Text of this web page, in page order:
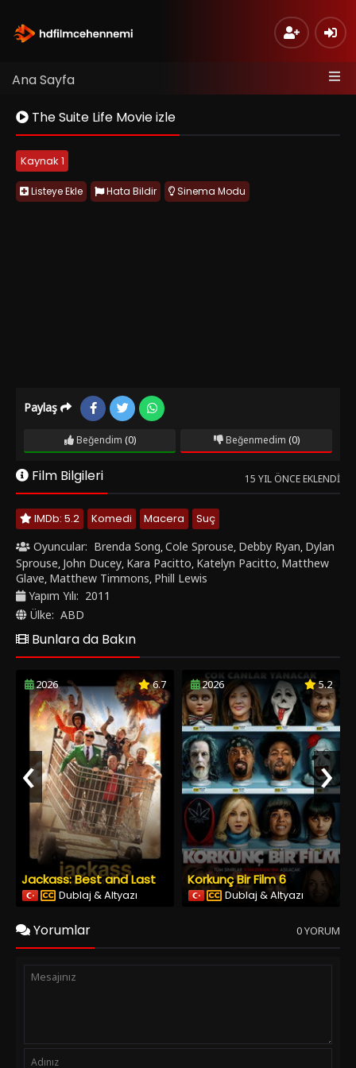
Ana Sayfa
The Suite Life Movie izle
Kaynak 1
Listeye Ekle Hata Bildir Sinema Modu
Paylaş
Beğendim (0) Beğenmedim (0)
Film Bilgileri 15 YIL ÖNCE EKLENDI
IMDb: 5.2 Komedi Macera
Suç
Oyuncular: Brenda Song,Cole Sprouse, Debby Ryan, Dylan
Sprouse, John Ducey, Kara Pacitto, Katelyn Pacitto, Matthew
Glave, Matthew Timmons, Phill Lewis
Yapım Yılı: 2011
Ülke: ABD
Bunlara da Bakın
2026 6.7
Jackass: Best and Last
Dublaj & Altyazı
2026 5.2
Korkunç Bir Film 6
Dublaj & Altyazı
‹ ›
Yorumlar 0 YORUM